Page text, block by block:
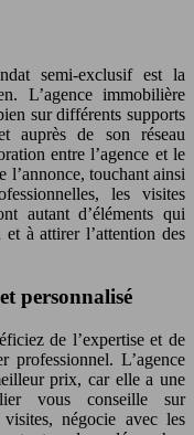
semi-exclusif est la
L’agence immobilière
sur différents supports
auprès de son réseau
entre l’agence et le
l’annonce, touchant ainsi
les visites
autant d’éléments qui
à attirer l’attention des
personnalisé
de l’expertise et de
professionnel. L’agence
prix, car elle a une
vous conseille sur
négocie avec les